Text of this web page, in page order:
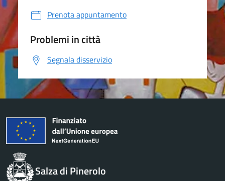
Prenota appuntamento
Problemi in città
Segnala disservizio
Salza di Pinerolo